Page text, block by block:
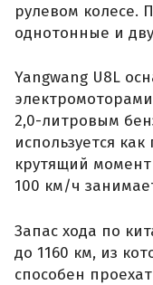
рулевом колесе.
однотонные и
Yangwang U8L
2,0-литровым
используется
крутящий момент
100 км/ч
Запас хода по
до 1160 км, из
способен